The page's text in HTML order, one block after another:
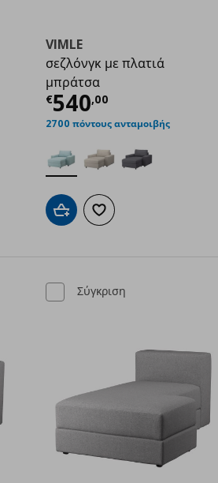
€ 320,00
VIMLE
σεζλόνγκ με πλατιά
μπράτσα
€540,00
Τρέχουσα τιμή
2700 πόντους ανταμοιβής
Προσθήκη στο καλάθι
Προσθήκη στα αγαπημένα
Σύγκριση